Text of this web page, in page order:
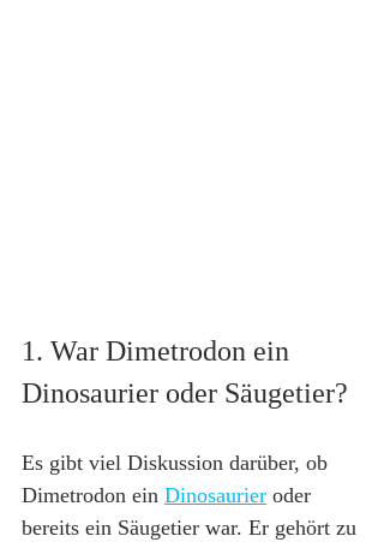
1. War Dimetrodon ein
Dinosaurier oder Säugetier?
Es gibt viel Diskussion darüber, ob
Dimetrodon ein Dinosaurier oder
bereits ein Säugetier war. Er gehört zu